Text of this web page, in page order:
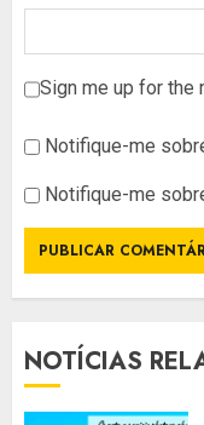
Sign me up for the
Notifique-me
Notifique-me
NOTÍCIAS